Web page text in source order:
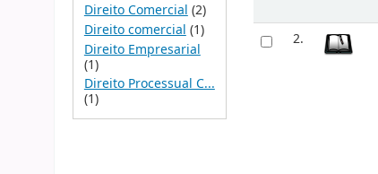
Direito Comercial (2)
Direito comercial (1)
Direito Empresarial
(1)
Direito Processual C...
(1)
2.